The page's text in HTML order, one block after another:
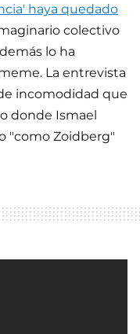
haya quedado
colectivo
lo ha
La entrevista
incomodidad que
donde Ismael
"como Zoidberg"